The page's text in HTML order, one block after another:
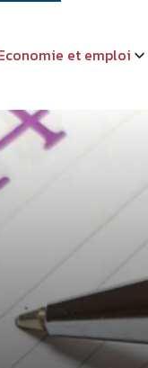
et emploi